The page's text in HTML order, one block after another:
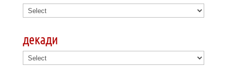
декади